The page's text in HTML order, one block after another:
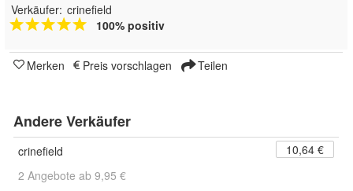
Verkäufer: crinefield
100% positiv
Merken Preis vorschlagen Teilen
Andere Verkäufer
crinefield
10,64 €
2 Angebote ab 9,95 €